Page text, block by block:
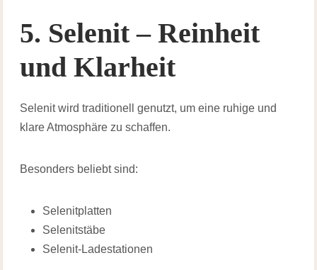
5. Selenit – Reinheit
und Klarheit
Selenit wird traditionell genutzt, um eine ruhige und
klare Atmosphäre zu schaffen.
Besonders beliebt sind:
Selenitplatten
Selenitstäbe
Selenit-Ladestationen